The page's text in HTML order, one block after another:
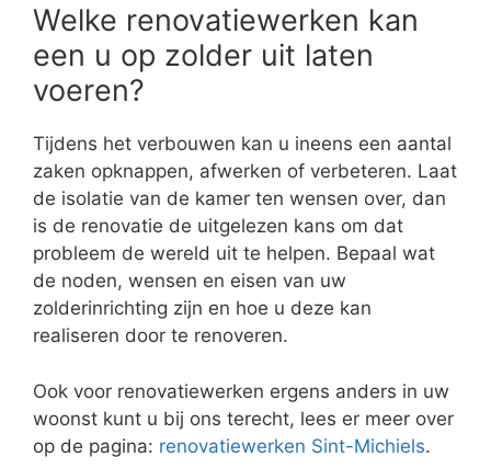
Welke renovatiewerken kan
een u op zolder uit laten
voeren?
Tijdens het verbouwen kan u ineens een aantal
zaken opknappen, afwerken of verbeteren. Laat
de isolatie van de kamer ten wensen over, dan
is de renovatie de uitgelezen kans om dat
probleem de wereld uit te helpen. Bepaal wat
de noden, wensen en eisen van uw
zolderinrichting zijn en hoe u deze kan
realiseren door te renoveren.
Ook voor renovatiewerken ergens anders in uw
woonst kunt u bij ons terecht, lees er meer over
op de pagina: renovatiewerken Sint-Michiels.